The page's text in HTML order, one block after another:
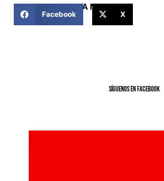
COMPARTIR ESTA NOTICIA
Facebook X
SíGUENOS EN FACEBOOK